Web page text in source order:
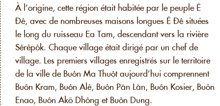
À l’origine, cette région était habitée par le peuple Ê
Đê, avec de nombreuses maisons longues Ê Đê situées
le long du ruisseau Ea Tam, descendant vers la rivière
Sêrêpôk. Chaque village était dirigé par un chef de
village. Les premiers villages enregistrés sur le territoire
de la ville de Buôn Ma Thuột aujourd’hui comprennent
Buôn Kram, Buôn Alê, Buôn Păn Lăn, Buôn Kosier, Buôn
Enao, Buôn Akõ Dhông et Buôn Dung.